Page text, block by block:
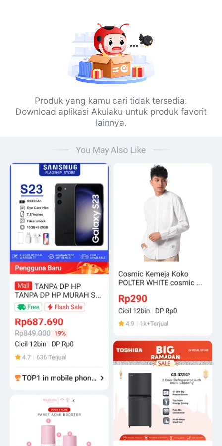
Produk yang kamu cari tidak tersedia.
Download aplikasi Akulaku untuk produk favorit
lainnya.